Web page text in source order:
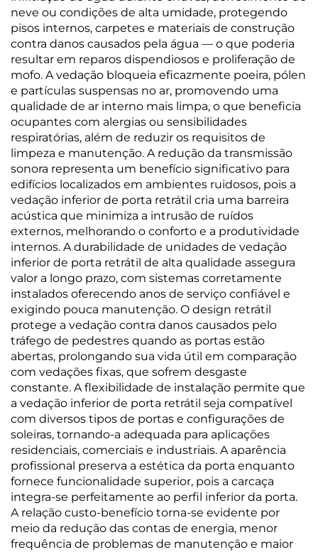
neve ou condições de alta umidade, protegendo
pisos internos, carpetes e materiais de construção
contra danos causados pela água — o que poderia
resultar em reparos dispendiosos e proliferação de
mofo. A vedação bloqueia eficazmente poeira, pólen
e partículas suspensas no ar, promovendo uma
qualidade de ar interno mais limpa, o que beneficia
ocupantes com alergias ou sensibilidades
respiratórias, além de reduzir os requisitos de
limpeza e manutenção. A redução da transmissão
sonora representa um benefício significativo para
edifícios localizados em ambientes ruidosos, pois a
vedação inferior de porta retrátil cria uma barreira
acústica que minimiza a intrusão de ruídos
externos, melhorando o conforto e a produtividade
internos. A durabilidade de unidades de vedação
inferior de porta retrátil de alta qualidade assegura
valor a longo prazo, com sistemas corretamente
instalados oferecendo anos de serviço confiável e
exigindo pouca manutenção. O design retrátil
protege a vedação contra danos causados pelo
tráfego de pedestres quando as portas estão
abertas, prolongando sua vida útil em comparação
com vedações fixas, que sofrem desgaste
constante. A flexibilidade de instalação permite que
a vedação inferior de porta retrátil seja compatível
com diversos tipos de portas e configurações de
soleiras, tornando-a adequada para aplicações
residenciais, comerciais e industriais. A aparência
profissional preserva a estética da porta enquanto
fornece funcionalidade superior, pois a carcaça
integra-se perfeitamente ao perfil inferior da porta.
A relação custo-benefício torna-se evidente por
meio da redução das contas de energia, menor
frequência de problemas de manutenção e maior